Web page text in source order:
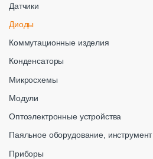
Датчики
Диоды
Коммутационные изделия
Конденсаторы
Микросхемы
Модули
Оптоэлектронные устройства
Паяльное оборудование, инструмент
Приборы